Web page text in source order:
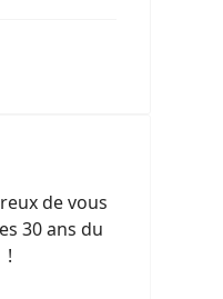
de vous
30 ans du
!